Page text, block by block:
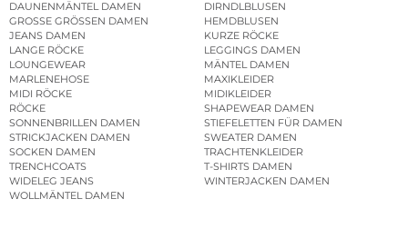
DAUNENMÄNTEL DAMEN
DIRNDLBLUSEN
GROSSE GRÖSSEN DAMEN
HEMDBLUSEN
JEANS DAMEN
KURZE RÖCKE
LANGE RÖCKE
LEGGINGS DAMEN
LOUNGEWEAR
MÄNTEL DAMEN
MARLENEHOSE
MAXIKLEIDER
MIDI RÖCKE
MIDIKLEIDER
RÖCKE
SHAPEWEAR DAMEN
SONNENBRILLEN DAMEN
STIEFELETTEN FÜR DAMEN
STRICKJACKEN DAMEN
SWEATER DAMEN
SOCKEN DAMEN
TRACHTENKLEIDER
TRENCHCOATS
T-SHIRTS DAMEN
WIDELEG JEANS
WINTERJACKEN DAMEN
WOLLMÄNTEL DAMEN